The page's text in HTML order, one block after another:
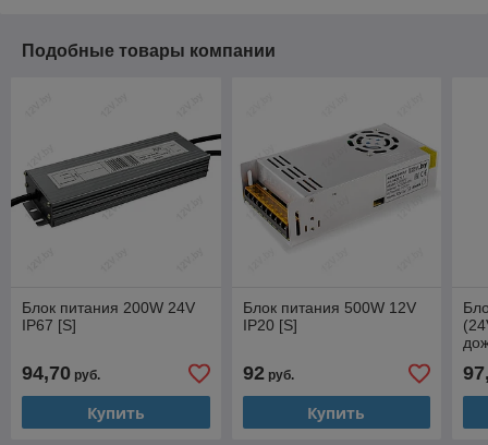
Подобные товары компании
Блок питания 200W 24V
IP67 [S]
94,70 руб.
Купить
Блок питания 500W 12V
IP20 [S]
92руб.
Купить